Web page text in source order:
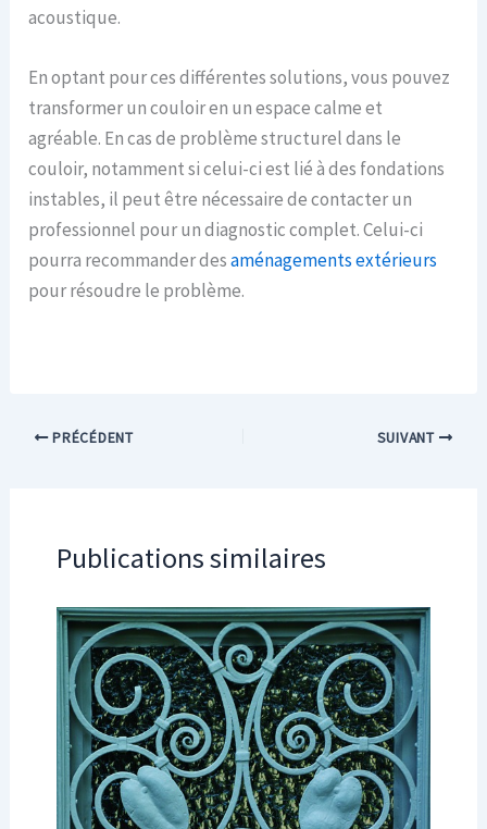
acoustique.
En optant pour ces différentes solutions, vous pouvez
transformer un couloir en un espace calme et
agréable. En cas de problème structurel dans le
couloir, notamment si celui-ci est lié à des fondations
instables, il peut être nécessaire de contacter un
professionnel pour un diagnostic complet. Celui-ci
pourra recommander desaménagements extérieurs
pour résoudre le problème.
PRÉCÉDENT SUIVANT
Publications similaires